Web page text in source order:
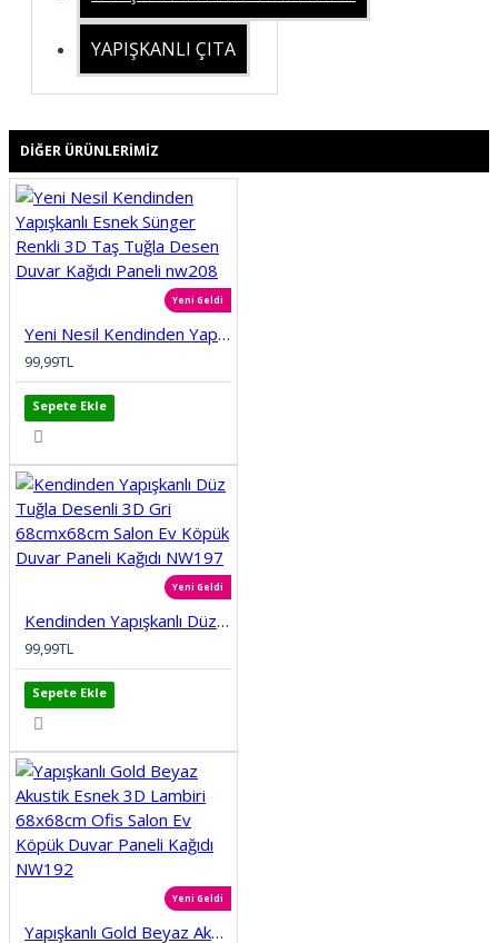
YAPIŞKANLI ÇITA
DIĞER ÜRÜNLERIMIZ
Yeni Geldi
Yeni Nesil Kendinden Yapışkanlı Esnek Sünger Renkli 3D Taş Tuğla Desen Duvar Kağıdı Paneli nw208
99,99TL
Sepete Ekle
Yeni Geldi
Kendinden Yapışkanlı Düz Tuğla Desenli 3D Gri 68cmx68cm Salon Ev Köpük Duvar Paneli Kağıdı NW197
99,99TL
Sepete Ekle
Yeni Geldi
Yapışkanlı Gold Beyaz Akustik Esnek 3D Lambiri 68x68cm Ofis Salon Ev Köpük Duvar Paneli Kağıdı NW192